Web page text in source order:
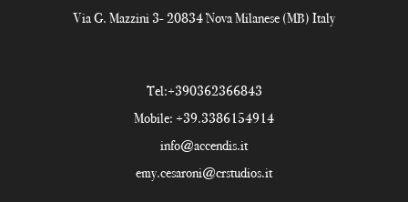
Via G. Mazzini 3- 20834 Nova Milanese (MB) Italy
Tel:+390362366843
Mobile: +39.3386154914
info@accendis.it
emy.cesaroni@crstudios.it